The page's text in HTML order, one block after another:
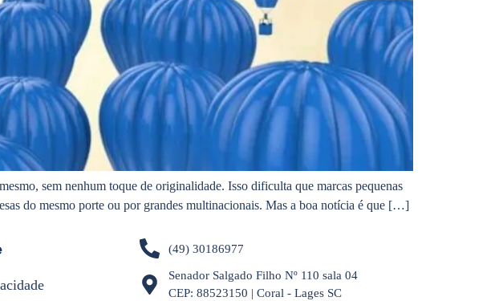
sem nenhum toque de originalidade. Isso dificulta que marcas pequenas
do mesmo porte ou por grandes multinacionais. Mas a boa notícia é que […]
(49) 30186977
Senador Salgado Filho Nº 110 sala 04
CEP: 88523150 | Coral - Lages SC